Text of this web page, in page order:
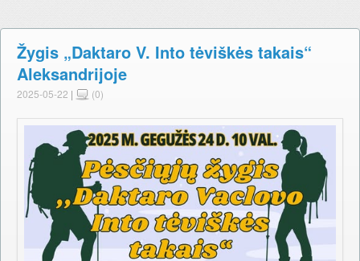
Žygis „Daktaro V. Into tėviškės takais“
Aleksandrijoje
2025-05-22 | (0)